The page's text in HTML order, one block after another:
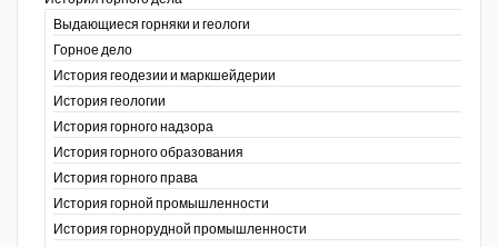
Выдающиеся горняки и геологи
Горное дело
История геодезии и маркшейдерии
История геологии
История горного надзора
История горного образования
История горного права
История горной промышленности
История горнорудной промышленности